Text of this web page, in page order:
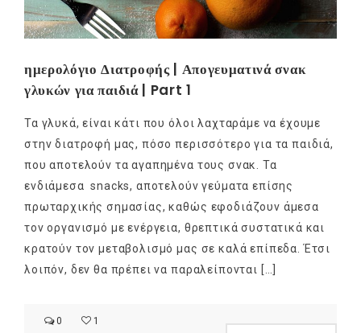
ημερολόγιο Διατροφής | Απογευματινά σνακ
γλυκών για παιδιά | Part 1
Τα γλυκά, είναι κάτι που όλοι λαχταράμε να έχουμε
στην διατροφή μας, πόσο περισσότερο για τα παιδιά,
που αποτελούν τα αγαπημένα τους σνακ. Τα
ενδιάμεσα snacks, αποτελούν γεύματα επίσης
πρωταρχικής σημασίας, καθώς εφοδιάζουν άμεσα
τον οργανισμό με ενέργεια, θρεπτικά συστατικά και
κρατούν τον μεταβολισμό μας σε καλά επίπεδα. Έτσι
λοιπόν, δεν θα πρέπει να παραλείπονται […]
0 1